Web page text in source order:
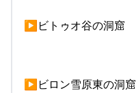
▶ビトゥオ谷の洞窟
▶ビロン雪原東の洞窟